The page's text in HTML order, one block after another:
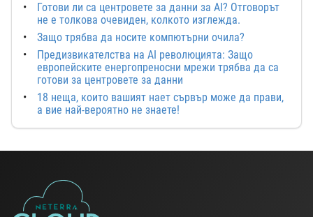
Готови ли са центровете за данни за AI? Отговорът
не е толкова очевиден, колкото изглежда.
Защо трябва да носите компютърни очила?
Предизвикателства на AI революцията: Защо
европейските енергопреносни мрежи трябва да са
готови за центровете за данни
18 неща, които вашият нает сървър може да прави,
а вие най-вероятно не знаете!